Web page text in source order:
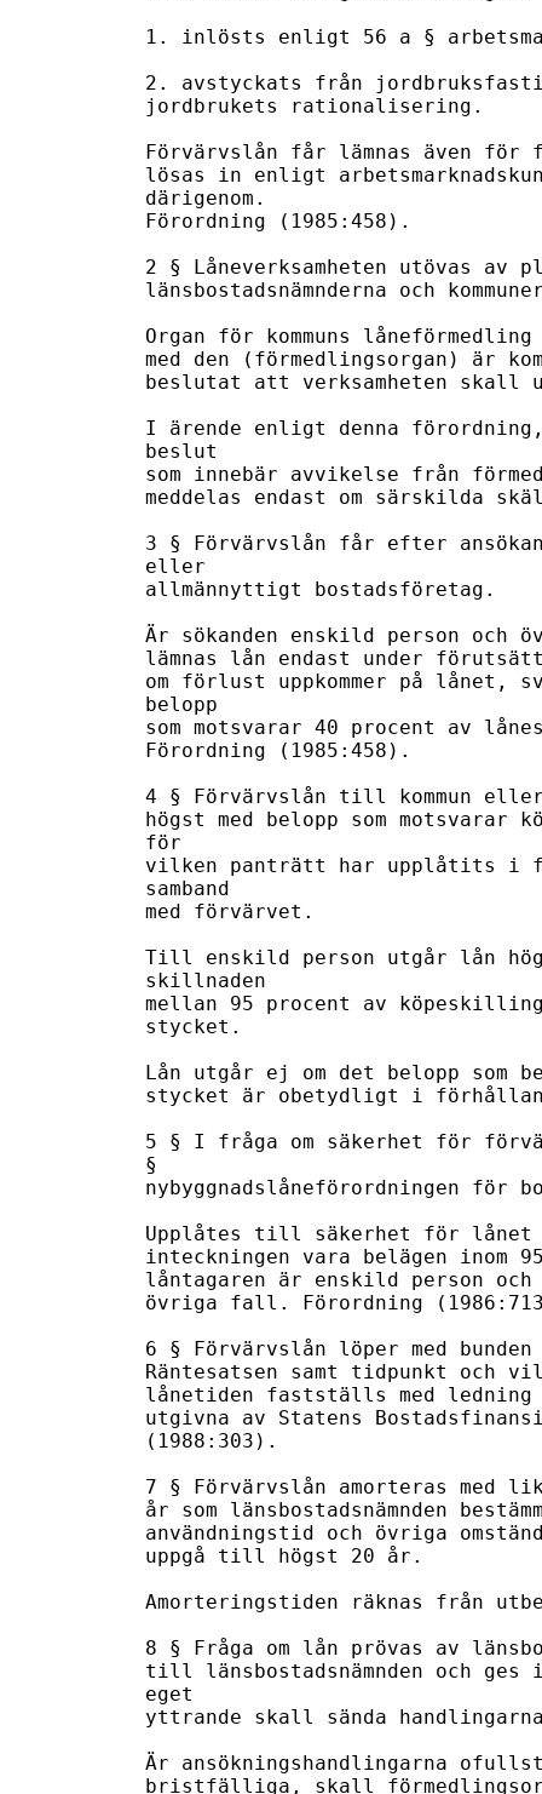
1. inlösts enligt 56 a §
2. avstyckats från
jordbrukets rationalisering.
Förvärvslån får lämnas även för
lösas in enligt
därigenom.
Förordning (1985:458).
2 § Låneverksamheten utövas av
länsbostadsnämnderna och
Organ för kommuns låneförmedling
med den (förmedlingsorgan) är
beslutat att verksamheten skall
I ärende enligt denna
beslut
som innebär avvikelse från
meddelas endast om särskilda
3 § Förvärvslån får efter
eller
allmännyttigt bostadsföretag.
Är sökanden enskild person och
lämnas lån endast under
om förlust uppkommer på
belopp
som motsvarar 40 procent av
Förordning (1985:458).
4 § Förvärvslån till kommun
högst med belopp som motsvarar
för
vilken panträtt har upplåtits i
samband
med förvärvet.
Till enskild person utgår lån
skillnaden
mellan 95 procent av
stycket.
Lån utgår ej om det belopp som
stycket är obetydligt i
5 § I fråga om säkerhet för
§
nybyggnadslåneförordningen för
Upplåtes till säkerhet för
inteckningen vara belägen inom
låntagaren är enskild person
övriga fall. Förordning
6 § Förvärvslån löper med
Räntesatsen samt tidpunkt och
lånetiden fastställs med
utgivna av Statens
(1988:303).
7 § Förvärvslån amorteras med
år som länsbostadsnämnden
användningstid och övriga
uppgå till högst 20 år.
Amorteringstiden räknas från
8 § Fråga om lån prövas av
till länsbostadsnämnden och
eget
yttrande skall sända
Är ansökningshandlingarna
bristfälliga, skall